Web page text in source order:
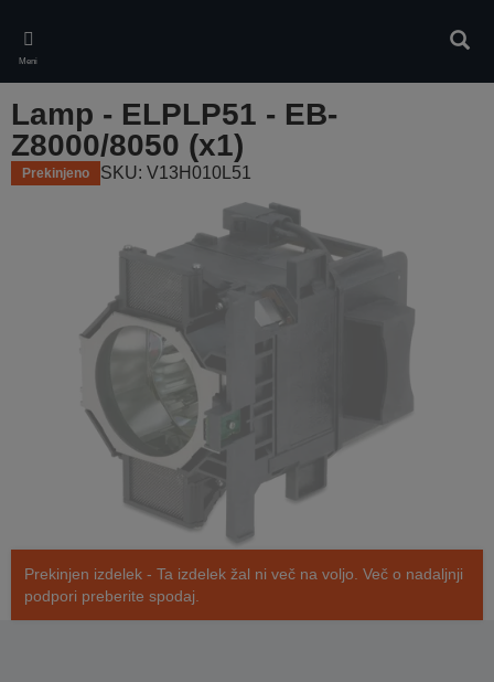
main
content
Meni
Lamp - ELPLP51 - EB-
Z8000/8050 (x1)
Prekinjeno SKU: V13H010L51
Prekinjen izdelek - Ta izdelek žal ni več na voljo. Več o nadaljnji
podpori preberite spodaj.